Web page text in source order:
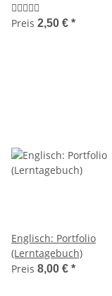
Preis 2,50 € *
Englisch: Portfolio
(Lerntagebuch)
Preis 8,00 € *